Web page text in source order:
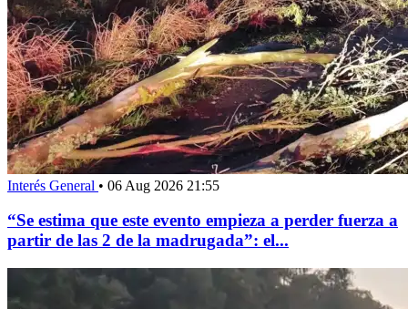
Interés General • 06 Aug 2026 21:55
“Se estima que este evento empieza a perder fuerza a
partir de las 2 de la madrugada”: el...